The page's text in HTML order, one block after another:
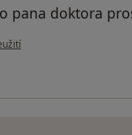
pana doktora
uživatele Váš účet byl